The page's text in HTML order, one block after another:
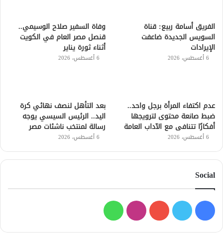
الفريق أسامة ربيع: قناة
السويس الجديدة ضاعفت
الإيرادات
6 أغسطس، 2026
وفاة السفير صلاح الوسيمي..
قنصل مصر العام في الكويت
أثناء ثورة يناير
6 أغسطس، 2026
عدم اكتفاء المرأة برجل واحد..
ضبط صانعة محتوى لترويجها
أفكارًا تتنافى مع الآداب العامة
6 أغسطس، 2026
بعد التأهل لنصف نهائي كرة
اليد.. الرئيس السيسي يوجه
رسالة لمنتخب ناشئات مصر
6 أغسطس، 2026
Social
فيسبوك
تويتر يوتيوبانستقرامواتساب